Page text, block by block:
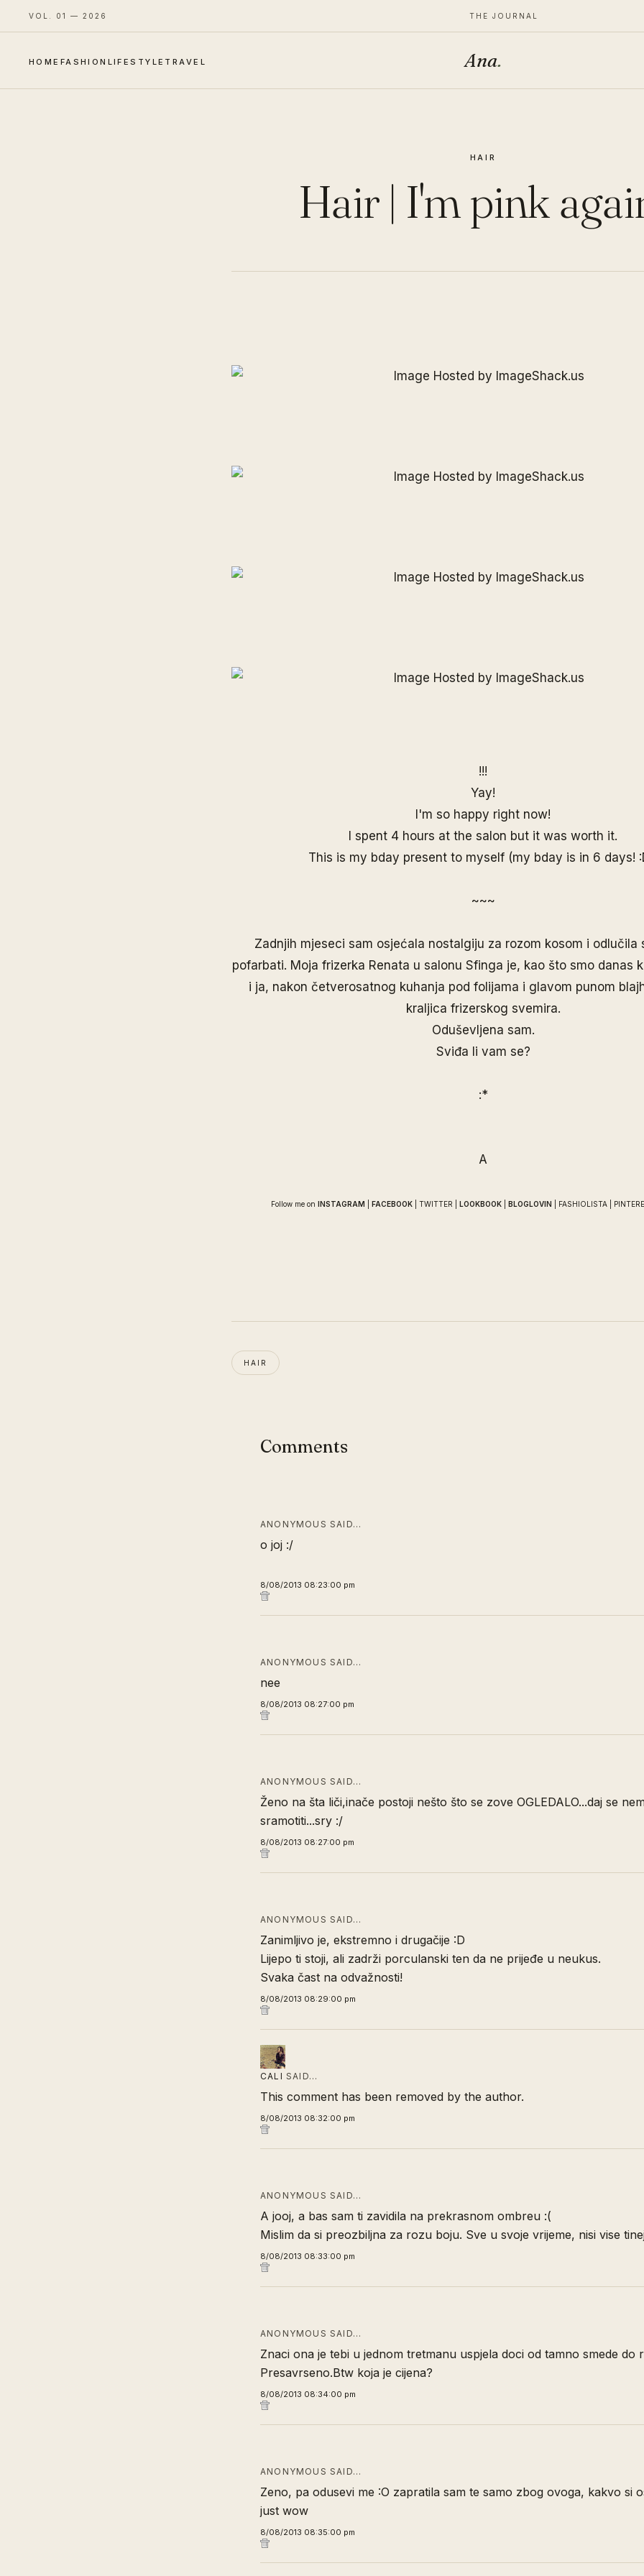
VOL. 01 — 2026 THE JOURNAL
HOME FASHION LIFESTYLE TRAVEL Ana.
HAIR
Hair | I'm pink
!!!
Yay!
I'm so happy right now!
I spent 4 hours at the salon but it was worth it.
This is my bday present to myself (my bday is in 6 days!
~~~
Zadnjih mjeseci sam osjećala nostalgiju za rozom kosom i odlučila
pofarbati. Moja frizerka Renata u salonu Sfinga je, kao što smo danas
i ja, nakon četverosatnog kuhanja pod folijama i glavom punom
kraljica frizerskog svemira.
Oduševljena sam.
Sviđa li vam se?
:*
A
Follow me on INSTAGRAM FACEBOOK TWITTER LOOKBOOK BLOGLOVIN FASHIOLISTA
HAIR
Comments
ANONYMOUS SAID…
o joj :/
8/08/2013 08:23:00 pm
ANONYMOUS SAID…
nee
8/08/2013 08:27:00 pm
ANONYMOUS SAID…
Ženo na šta liči,inače postoji nešto što se zove OGLEDALO...daj se
sramotiti...sry :/
8/08/2013 08:27:00 pm
ANONYMOUS SAID…
Zanimljivo je, ekstremno i drugačije :D
Lijepo ti stoji, ali zadrži porculanski ten da ne prijeđe u neukus.
Svaka čast na odvažnosti!
8/08/2013 08:29:00 pm
CALI SAID…
This comment has been removed by the author.
8/08/2013 08:32:00 pm
ANONYMOUS SAID…
A jooj, a bas sam ti zavidila na prekrasnom ombreu :(
Mislim da si preozbiljna za rozu boju. Sve u svoje vrijeme, nisi vise
8/08/2013 08:33:00 pm
ANONYMOUS SAID…
Znaci ona je tebi u jednom tretmanu uspjela doci od tamno smede do
Presavrseno.Btw koja je cijena?
8/08/2013 08:34:00 pm
ANONYMOUS SAID…
Zeno, pa odusevi me :O zapratila sam te samo zbog ovoga, kakvo si
just wow
8/08/2013 08:35:00 pm